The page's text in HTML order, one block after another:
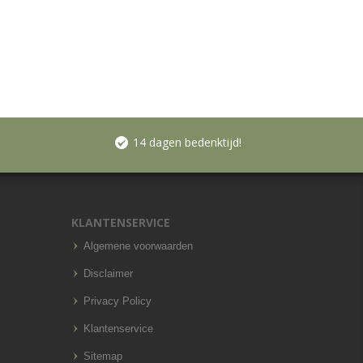
14 dagen bedenktijd!
KLANTENSERVICE
Algemene voorwaarden
Disclaimer
Privacy Policy
Klantenservice
Sitemap